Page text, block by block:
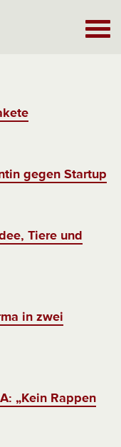
gegen Startup
Tiere und
in zwei
„Kein Rappen